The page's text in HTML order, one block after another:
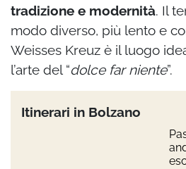
tradizione e modernità. Il
modo diverso, più lento e
Weisses Kreuz è il luogo
l’arte del “dolce far niente”.
Itinerari in Bolzano